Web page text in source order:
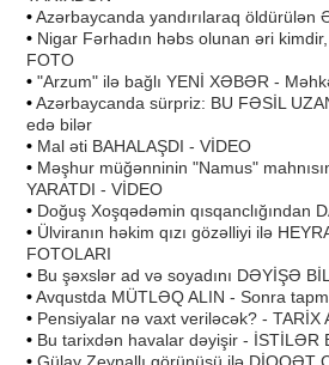
•Azərbaycanda yandırılaraq öldürülən
• Nigar Fərhadın həbs olunan əri
FOTO
• "Arzum" ilə bağlı YENİ XƏBƏR -
•Azərbaycanda sürpriz: BU FƏSİL
edə bilər
• Mal əti BAHALAŞDI - VİDEO
• Məşhur müğənninin "Namus"
YARATDI - VİDEO
• Doğuş Xoşqədəmin qısqanclığından
• Ülviranın həkim qızı gözəlliyi ilə
FOTOLARI
• Bu şəxslər ad və soyadını DƏYİŞƏ
•Avqustda MÜTLƏQ ALIN - Sonra
• Pensiyalar nə vaxt veriləcək? - TARİX
• Bu tarixdən havalar dəyişir - İSTİLƏR